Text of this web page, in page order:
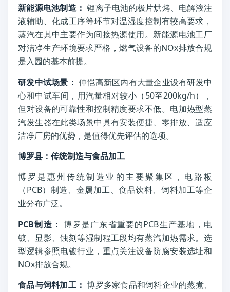
新能源电池制造： 锂离子电池的极片烘烤、电解液注
液辅助、化成工序等环节对温湿度控制有较高要求，
蒸汽在其中主要作为间接热源使用。新能源电池工厂
对洁净生产环境要求严格，燃气设备的NOx排放合规
是入园的基本前提。
研发中试场景： 仲恺高新区内有大量企业设有研发中
心和中试车间，用汽量相对较小（50至200kg/h），
但对设备的可靠性和控制精度要求不低。电加热型蒸
汽发生器在此类场景中具有安装便捷、零排放、适应
洁净厂房的优势，是值得优先评估的选项。
博罗县：传统制造与食品加工
博罗是惠州传统制造业的主要聚集区，电路板
（PCB）制造、金属加工、食品饮料、饲料加工等企
业分布广泛。
PCB制造： 博罗是广东省重要的PCB生产基地，电
镀、显影、蚀刻等湿制程工段均有蒸汽加热需求。选
型逻辑参照电镀行业，重点关注设备防腐安装选址和
NOx排放合规。
食品与饲料加工： 博罗多家食品和饲料企业的蒸煮、